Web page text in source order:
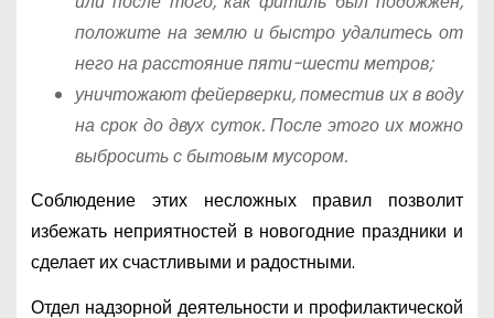
положите на землю и быстро удалитесь от
него на расстояние пяти-шести метров;
уничтожают фейерверки, поместив их в воду
на срок до двух суток. После этого их можно
выбросить с бытовым мусором.
Соблюдение этих несложных правил позволит
избежать неприятностей в новогодние праздники и
сделает их счастливыми и радостными.
Отдел надзорной деятельности и профилактической